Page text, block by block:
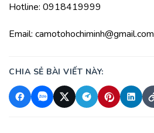
Hotline: 0918419999
Email: camotohochiminh@gmail.com
CHIA SẺ BÀI VIẾT NÀY: